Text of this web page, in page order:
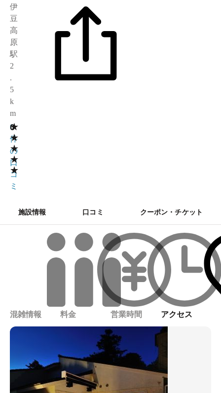
伊
豆
高
原
駅
2
.
5
k
m
★
★
★
★
★
0
0
件
の
口
コ
ミ
施設情報 口コミ クーポン・チケット
混雑情報 料金 営業時間 アクセス